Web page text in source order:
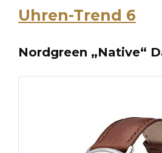
Uhren-Trend 6
Nordgreen „Native“